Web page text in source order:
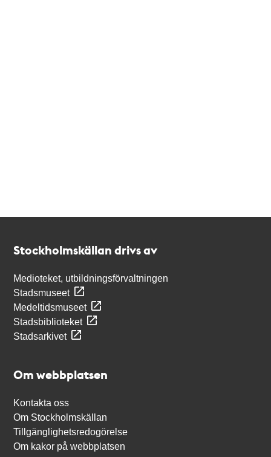
Stockholmskällan drivs av
Medioteket, utbildningsförvaltningen
Stadsmuseet
Medeltidsmuseet
Stadsbiblioteket
Stadsarkivet
Om webbplatsen
Kontakta oss
Om Stockholmskällan
Tillgänglighetsredogörelse
Om kakor på webbplatsen